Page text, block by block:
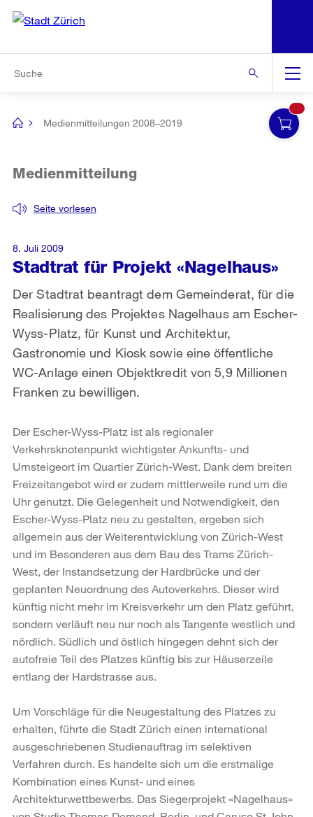
Navigation
[no
Medienmitteilungen 2008–2019
Stadtrat für Projekt «Nagelhaus»
Seite vorlesen
Medienmitteilung
Der Stadtrat beantragt dem Gemeinderat, für die
Realisierung des Projektes Nagelhaus am Escher-
Wyss-Platz, für Kunst und Architektur,
Gastronomie und Kiosk sowie eine öffentliche
WC-Anlage einen Objektkredit von 5,9 Millionen
Franken zu bewilligen.
8. Juli 2009
Der Escher-Wyss-Platz ist als regionaler
Verkehrsknotenpunkt wichtigster Ankunfts- und
Umsteigeort im Quartier Zürich-West. Dank dem breiten
Freizeitangebot wird er zudem mittlerweile rund um die
Uhr genutzt. Die Gelegenheit und Notwendigkeit, den
Escher-Wyss-Platz neu zu gestalten, ergeben sich
allgemein aus der Weiterentwicklung von Zürich-West
und im Besonderen aus dem Bau des Trams Zürich-
West, der Instandsetzung der Hardbrücke und der
geplanten Neuordnung des Autoverkehrs. Dieser wird
künftig nicht mehr im Kreisverkehr um den Platz geführt,
sondern verläuft neu nur noch als Tangente westlich und
nördlich. Südlich und östlich hingegen dehnt sich der
autofreie Teil des Platzes künftig bis zur Häuserzeile
entlang der Hardstrasse aus.
Um Vorschläge für die Neugestaltung des Platzes zu
erhalten, führte die Stadt Zürich einen international
ausgeschriebenen Studienauftrag im selektiven
Verfahren durch. Es handelte sich um die erstmalige
Kombination eines Kunst- und eines
Architekturwettbewerbs. Das Siegerprojekt «Nagelhaus»